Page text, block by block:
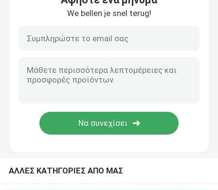
Ντυμένο PVC ύφασμα πολυεστέρα
Ντυμένο PU ύφασμα πολυεστέρα
PA που ντύνει το ύφασμα
Νήματα βαμμένα ιστού
We bellen je snel terug!
ΑΛΛΕΣ ΚΑΤΗΓΟΡΙΕΣ ΑΠΟ ΜΑΣ